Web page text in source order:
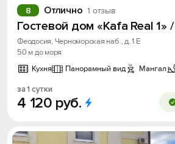
Отлично 1 отзыв
8
Гостевой дом «Kafa Real 1»
Феодосия, Черноморская наб., д. 1 Е
50 м до моря
Кухня
Панорамный вид Мангал
за 1 сутки
4 120 руб.
Вход на сайт
Войти или
Войти с помощью